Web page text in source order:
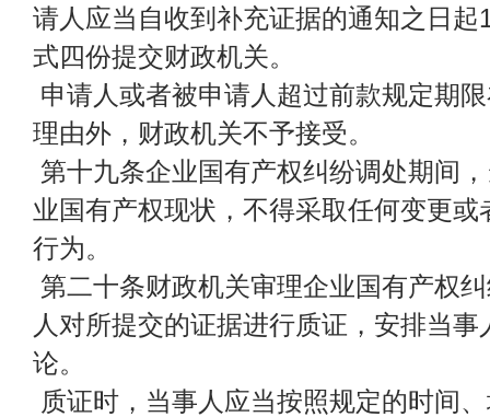
请人应当自收到补充证据的通知之日
式四份提交财政机关。
申请人或者被申请人超过前款规定期
理由外，财政机关不予接受。
第十九条企业国有产权纠纷调处期间
业国有产权现状，不得采取任何变更
行为。
第二十条财政机关审理企业国有产权
人对所提交的证据进行质证，安排当
论。
质证时，当事人应当按照规定的时间